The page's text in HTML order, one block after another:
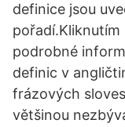
definice jsou
podrobné
definic v
frázových
většinou